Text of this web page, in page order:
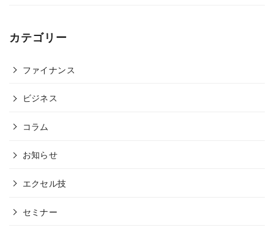
カテゴリー
ファイナンス
ビジネス
コラム
お知らせ
エクセル技
セミナー